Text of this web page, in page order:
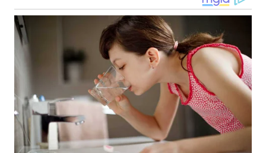
WN
GORONTALO
WN
MALUKU
WN